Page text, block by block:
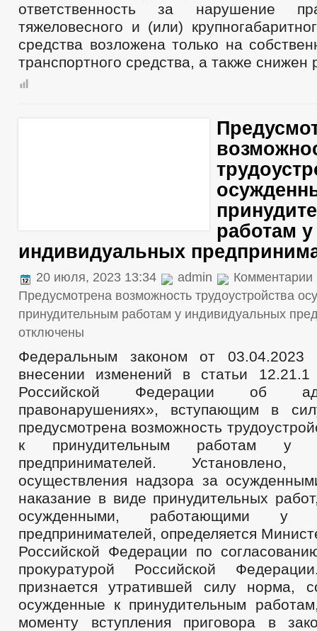
ответственность за нарушение
тяжеловесного и (или)
средства возложена только на
транспортного средства, а также
работам у
индивидуальных
20 июля, 2023 13:34 admin Комментарии
Предусмотрена возможность трудоустройства
принудительным работам у индивидуальных
отключены
Федеральным законом от
внесении изменений в статьи
Российской Федерации об
правонарушениях», вступающим в
предусмотрена возможность
к принудительным работам у
предпринимателей.
осуществления надзора за
наказание в виде принудительных
осужденными, работающими у
предпринимателей, определяется
Российской Федерации по
прокуратурой Российской
признается утратившей силу норма,
осужденные к принудительным
моменту вступления приговора в